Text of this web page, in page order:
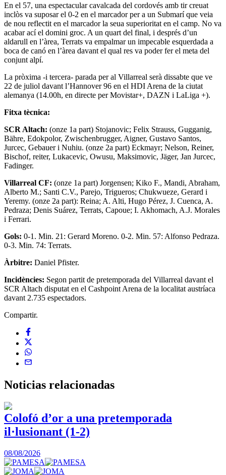
En el 57, una espectacular cavalcada del cordovés amb tir creuat
inclòs va suposar el 0-2 en el marcador per a un Submarí que veia
de nou reflectit en el marcador la seua superioritat en el camp. No va
acabar ací el domini groc. A un quart del final, i després d’un
aldarull en l’àrea, Terrats va empalmar un impecable esquerdada a
boca de canó en l’àrea davant el qual res va poder fer el meta del
conjunt alpí.
La pròxima -i tercera- parada per al Villarreal serà dissabte que ve
22 de juliol davant l’Hannover 96 en el HDI Arena de la ciutat
alemanya (14.00h, en directe per Movistar+, DAZN i LaLiga +).
Fitxa tècnica:
SCR Altach: (onze 1a part) Stojanovic; Felix Strauss, Gugganig,
Bähre, Edokpolor, Zwischenbrugger, Aigner, Gustavo Santos,
Jurcec, Gebauer i Nuhiu. (onze 2a part) Eckmayr; Nelson, Reiner,
Bischof, reiter, Lukacevic, Owusu, Maksimovic, Jäger, Jan Jurcec,
Fadinger.
Villarreal CF: (onze 1a part) Jorgensen; Kiko F., Mandi, Abraham,
Alberto M.; Santi C.V., Parejo, Trigueros; Chukwueze, Gerard i
Yeremy. (onze 2a part): Reina; A. Alti, Hugo Pérez, J. Cuenca, A.
Pedraza; Denis Suárez, Terrats, Capoue; I. Akhomach, A.J. Morales
i Ferrari.
Gols: 0-1. Min. 21: Gerard Moreno. 0-2. Min. 57: Alfonso Pedraza.
0-3. Min. 74: Terrats.
Àrbitre: Daniel Pfister.
Incidències: Segon partit de pretemporada del Villarreal davant el
SCR Altach disputat en el Cashpoint Arena de la localitat austríaca
davant 2.735 espectadors.
Compartir.
Noticias relacionadas
Colofó d’or a una pretemporada
il·lusionant (1-2)
08/08/2026